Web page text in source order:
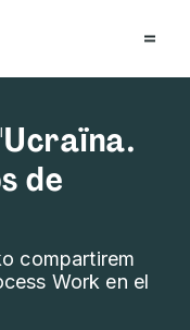
de
compartirem
Work en el